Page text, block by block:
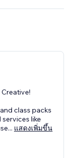
class packs
like
... แสดงเพิ่มขึ้น